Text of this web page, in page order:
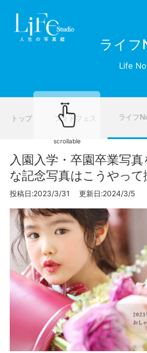
ライ
Life
トップ フォトフェス ライフ
入園入学・卒園卒業写
な記念写真はこうやって
投稿日:2023/3/31 更新日:2024/3/5